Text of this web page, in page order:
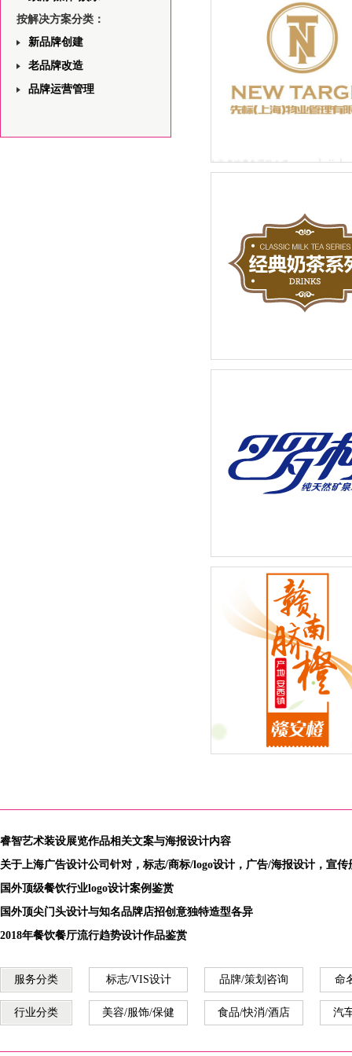
按解决方案分类：
新品牌创建
老品牌改造
品牌运营管理
先标（上海）物业管理有
奶茶店招牌饮品宣传广告
巴罗柯矿泉水系列-新品包
睿智艺术装设展览作品相关文案与海报设计内容
关于上海广告设计公司针对，标志/商标/logo设计，广告/海报设计，宣
国外顶级餐饮行业logo设计案例鉴赏
国外顶尖门头设计与知名品牌店招创意独特造型各异
2018年餐饮餐厅流行趋势设计作品鉴赏
服务分类 标志/VIS设计 品牌/策划咨询 命
行业分类 美容/服饰/保健 食品/快消/酒店 汽